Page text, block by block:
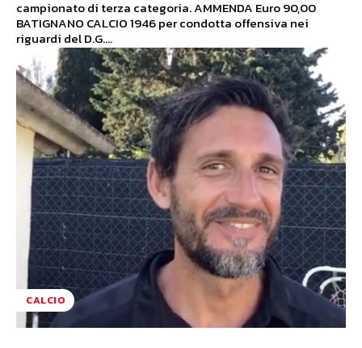
campionato di terza categoria. AMMENDA Euro 90,00
BATIGNANO CALCIO 1946 per condotta offensiva nei
riguardi del D.G....
CALCIO